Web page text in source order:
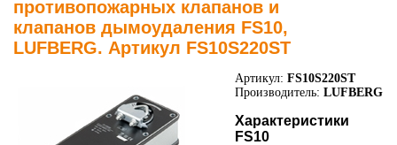
противопожарных клапанов и
клапанов дымоудаления FS10,
LUFBERG. Артикул FS10S220ST
Артикул: FS10S220ST
Производитель: LUFBERG
Характеристики
FS10